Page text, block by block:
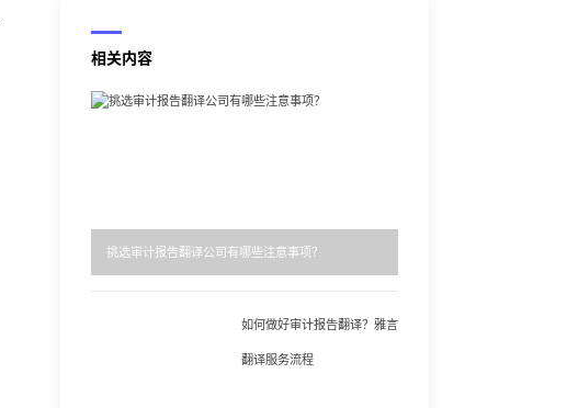
相关内容
挑选审计报告翻译公司有哪些注意事项？
如何做好审计报告翻译？雅言
翻译服务流程